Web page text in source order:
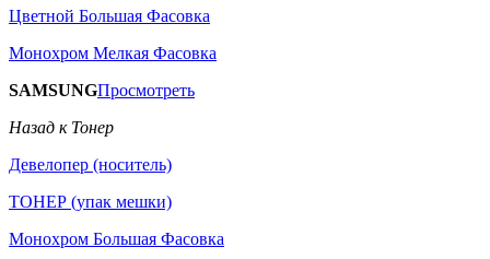
Цветной Большая Фасовка
Монохром Мелкая Фасовка
SAMSUNGПросмотреть
Назад к Тонер
Девелопер (носитель)
ТОНЕР (упак мешки)
Монохром Большая Фасовка